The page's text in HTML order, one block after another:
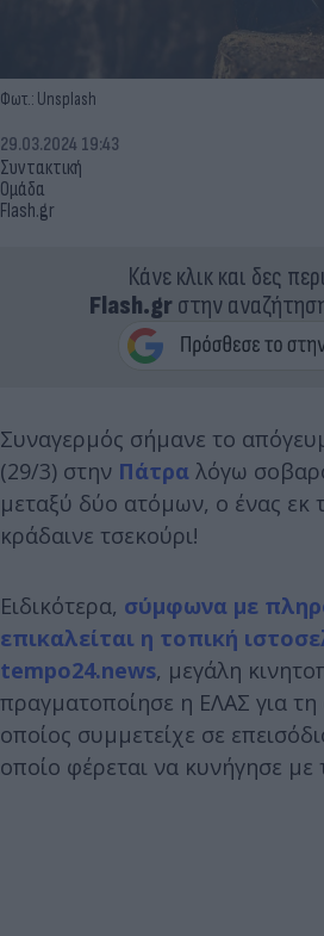
Φωτ.: Unsplash
Συντακτική
Ομάδα
Flash.gr
29.03.2024 19:43
Κάνε κλικ και δες
Flash.grστην
Συναγερμός σήμανε το
(29/3) στην Πάτρα λόγω
μεταξύ δύο ατόμων, ο ένας εκ
κράδαινε τσεκούρι!
Ειδικότερα, σύμφωνα με
επικαλείται η τοπική
tempo24.news, μεγάλη
πραγματοποίησε η ΕΛΑΣ για
οποίος συμμετείχε σε
οποίο φέρεται να κυνήγησε με